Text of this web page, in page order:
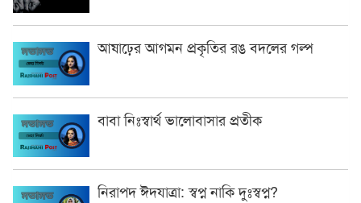
আষাঢ়ের আগমন প্রকৃতির রঙ বদলের গল্প
বাবা নিঃস্বার্থ ভালোবাসার প্রতীক
নিরাপদ ঈদযাত্রা: স্বপ্ন নাকি দুঃস্বপ্ন?